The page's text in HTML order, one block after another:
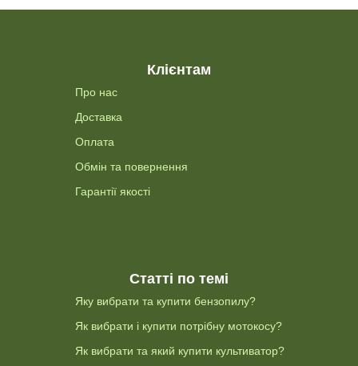
Клієнтам
Про нас
Доставка
Оплата
Обмін та повернення
Гарантії якості
Статті по темі
Яку вибрати та купити бензопилу?
Як вибрати і купити потрібну мотокосу?
Як вибрати та який купити культиватор?